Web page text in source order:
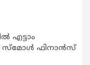
എട്ടാം
സ്മോൾ ഫിനാൻസ്